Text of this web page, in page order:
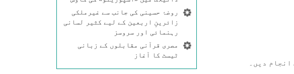
روضۂ حسینی کی جانب سے غیرملکی
زائرینِ اربعین کے لیے کثیر لسانی
رہنمائی اور سروسز
مصری قرآنی مقابلوں کے زبانی
ٹیسٹ کا آغاز
دیں۔